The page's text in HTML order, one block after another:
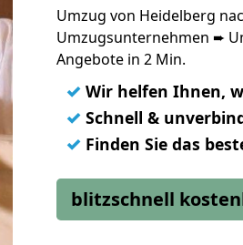
Umzug von Heidelberg
Umzugsunternehmen ➨
Angebote in 2 Min.
✓ Wir helfen Ihnen,
✓ Schnell &
✓ Finden Sie das
blitzschnell